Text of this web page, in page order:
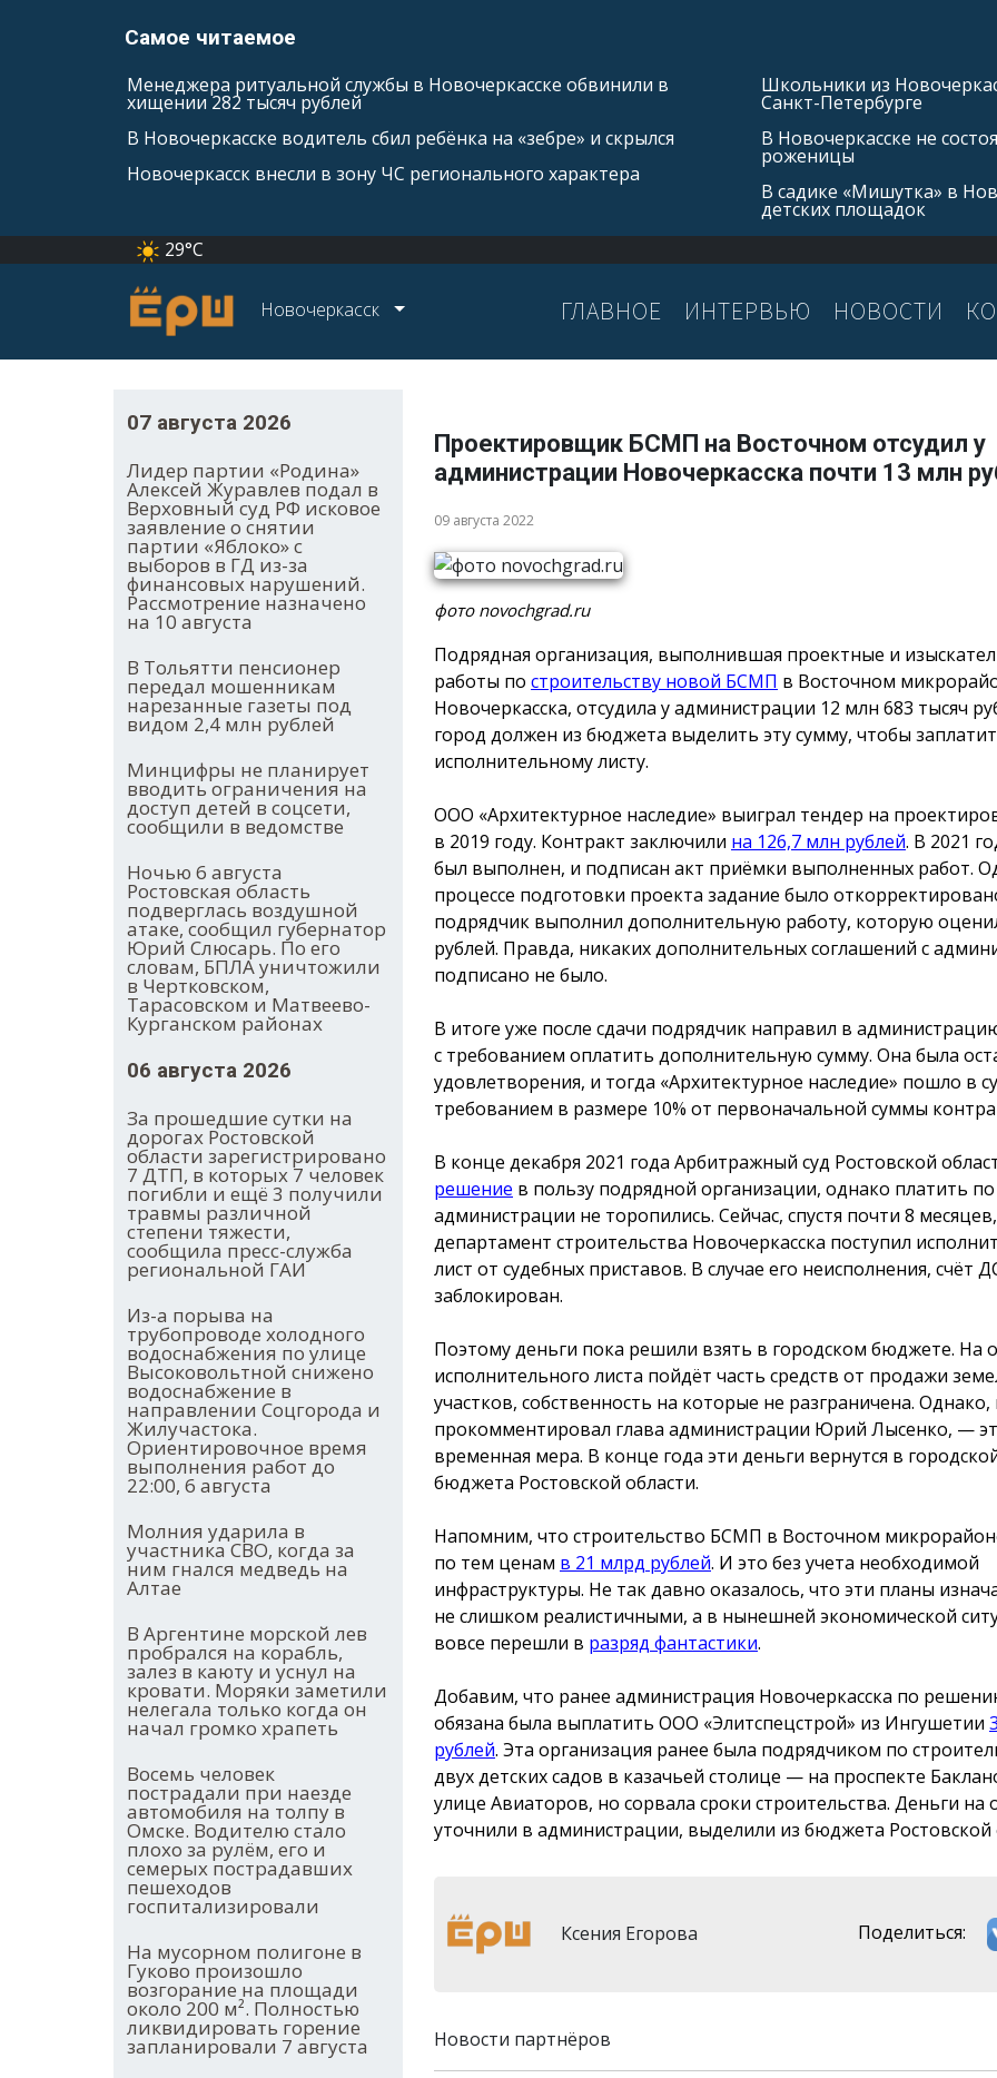
Самое читаемое
Менеджера ритуальной службы в Новочеркасске обвинили в
хищении 282 тысяч рублей
В Новочеркасске водитель сбил ребёнка на «зебре» и скрылся
Новочеркасск внесли в зону ЧС регионального характера
Школьники из
Санкт-Петербурге
В Новочеркасске не
роженицы
В садике «Мишутка» в
детских площадок
29°C
Новочеркасск ГЛАВНОЕ ИНТЕРВЬЮ НОВОСТИ
07 августа 2026
Лидер партии «Родина»
Алексей Журавлев подал в
Верховный суд РФ исковое
заявление о снятии
партии «Яблоко» с
выборов в ГД из-за
финансовых нарушений.
Рассмотрение назначено
на 10 августа
В Тольятти пенсионер
передал мошенникам
нарезанные газеты под
видом 2,4 млн рублей
Минцифры не планирует
вводить ограничения на
доступ детей в соцсети,
сообщили в ведомстве
Ночью 6 августа
Ростовская область
подверглась воздушной
атаке, сообщил губернатор
Юрий Слюсарь. По его
словам, БПЛА уничтожили
в Чертковском,
Тарасовском и Матвеево-
Курганском районах
06 августа 2026
За прошедшие сутки на
дорогах Ростовской
области зарегистрировано
7 ДТП, в которых 7 человек
погибли и ещё 3 получили
травмы различной
степени тяжести,
сообщила пресс-служба
региональной ГАИ
Из-а порыва на
трубопроводе холодного
водоснабжения по улице
Высоковольтной снижено
водоснабжение в
направлении Соцгорода и
Жилучастока.
Ориентировочное время
выполнения работ до
22:00, 6 августа
Молния ударила в
участника СВО, когда за
ним гнался медведь на
Алтае
В Аргентине морской лев
пробрался на корабль,
залез в каюту и уснул на
кровати. Моряки заметили
нелегала только когда он
начал громко храпеть
Восемь человек
пострадали при наезде
автомобиля на толпу в
Омске. Водителю стало
плохо за рулём, его и
семерых пострадавших
пешеходов
госпитализировали
На мусорном полигоне в
Гуково произошло
возгорание на площади
около 200 м². Полностью
ликвидировать горение
запланировали 7 августа
Проектировщик БСМП на Восточном отсудил у
администрации Новочеркасска почти 13 млн
09 августа 2022
фото novochgrad.ru
Подрядная организация, выполнившая проектные и
работы по строительству новой БСМП в Восточном
Новочеркасска, отсудила у администрации 12 млн 683 тысяч
город должен из бюджета выделить эту сумму, чтобы
исполнительному листу.
ООО «Архитектурное наследие» выиграл тендер на
в 2019 году. Контракт заключили на 126,7 млн рублей. В 2021
был выполнен, и подписан акт приёмки выполненных работ.
процессе подготовки проекта задание было
подрядчик выполнил дополнительную работу, которую
рублей. Правда, никаких дополнительных соглашений с
подписано не было.
В итоге уже после сдачи подрядчик направил в
с требованием оплатить дополнительную сумму. Она была
удовлетворения, и тогда «Архитектурное наследие» пошло в
требованием в размере 10% от первоначальной суммы
В конце декабря 2021 года Арбитражный суд Ростовской
решение в пользу подрядной организации, однако платить
администрации не торопились. Сейчас, спустя почти 8
департамент строительства Новочеркасска поступил
лист от судебных приставов. В случае его неисполнения, счёт
заблокирован.
Поэтому деньги пока решили взять в городском бюджете. На
исполнительного листа пойдёт часть средств от продажи
участков, собственность на которые не разграничена. Однако,
прокомментировал глава администрации Юрий Лысенко, —
временная мера. В конце года эти деньги вернутся в
бюджета Ростовской области.
Напомним, что строительство БСМП в Восточном
по тем ценам в 21 млрд рублей. И это без учета необходимой
инфраструктуры. Не так давно оказалось, что эти планы
не слишком реалистичными, а в нынешней экономической
вовсе перешли в разряд фантастики.
Добавим, что ранее администрация Новочеркасска по
обязана была выплатить ООО «Элитспецстрой» из Ингушетии
рублей. Эта организация ранее была подрядчиком по
двух детских садов в казачьей столице — на проспекте
улице Авиаторов, но сорвала сроки строительства. Деньги на
уточнили в администрации, выделили из бюджета Ростовской
Ксения Егорова Поделиться:
Новости партнёров